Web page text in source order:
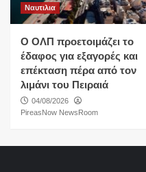
Ναυτιλια
O ΟΛΠ προετοιμάζει το
έδαφος για εξαγορές και
επέκταση πέρα από τον
λιμάνι του Πειραιά
04/08/2026
PireasNow NewsRoom